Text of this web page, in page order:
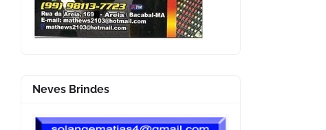
Neves Brindes